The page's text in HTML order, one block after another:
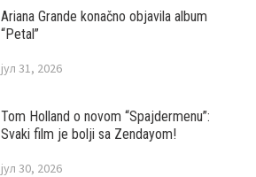
Ariana Grande konačno objavila album
“Petal”
јул 31, 2026
Tom Holland o novom “Spajdermenu”:
Svaki film je bolji sa Zendayom!
јул 30, 2026